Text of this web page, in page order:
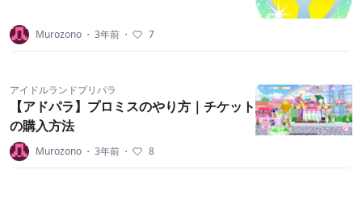
Murozono ・ 3年前 ・ 7
アイドルランドプリパラ
【アドパラ】プロミスのやり方｜チケット
の購入方法
Murozono ・ 3年前 ・ 8